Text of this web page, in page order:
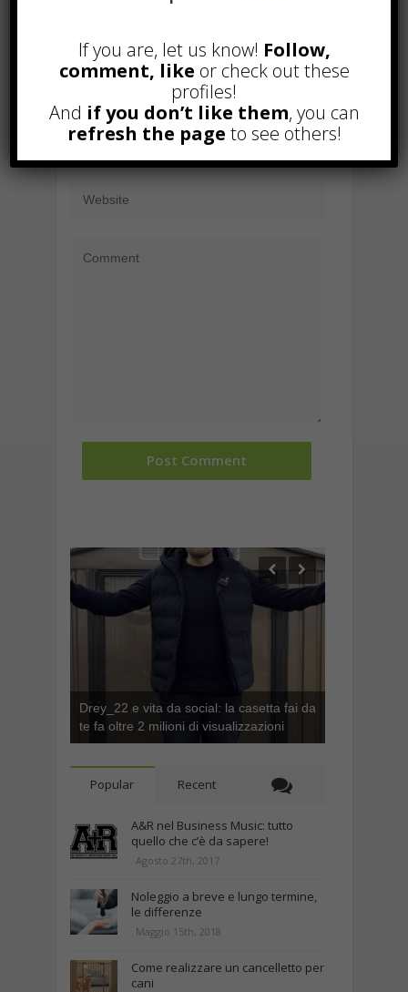
Drey_22 e vita da social: la casetta fai da
te fa oltre 2 milioni di visualizzazioni
Popular Recent
A&R nel Business Music: tutto
quello che c’è da sapere!
Agosto 27th, 2017
Noleggio a breve e lungo termine,
le differenze
Maggio 15th, 2018
Come realizzare un cancelletto per
cani
If you are, let us know! Follow,
comment, like or check out these
profiles!
And if you don’t like them, you can
refresh the page to see others!